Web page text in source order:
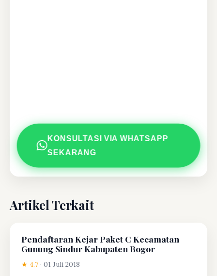
KONSULTASI VIA WHATSAPP
SEKARANG
Artikel Terkait
Pendaftaran Kejar Paket C Kecamatan
Gunung Sindur Kabupaten Bogor
★ 4.7 · 01 Juli 2018